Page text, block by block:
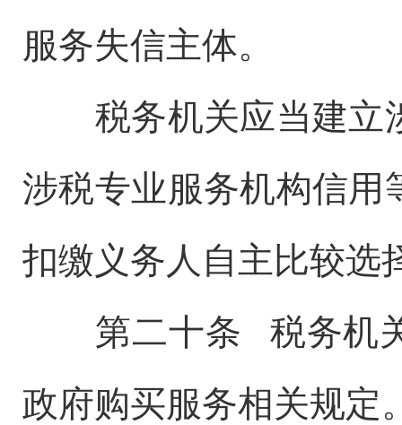
服务失信主体。
税务机关应当建立
涉税专业服务机构信用
扣缴义务人自主比较选
第二十条 税务机关
政府购买服务相关规定